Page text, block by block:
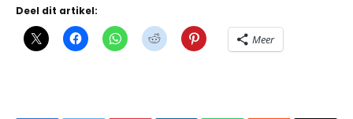
Deel dit artikel:
Meer